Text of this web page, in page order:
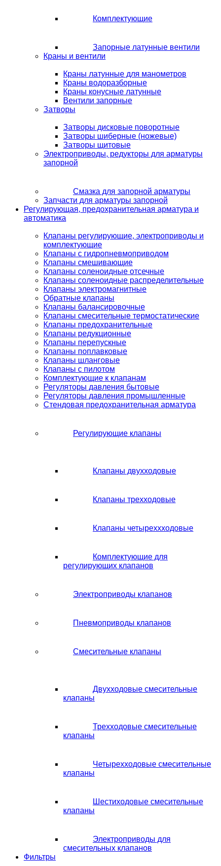
Комплектующие
Запорные латунные вентили
Краны и вентили
Краны латунные для манометров
Краны водоразборные
Краны конусные латунные
Вентили запорные
Затворы
Затворы дисковые поворотные
Затворы шиберные (ножевые)
Затворы щитовые
Электроприводы, редукторы для арматуры
запорной
Смазка для запорной арматуры
Запчасти для арматуры запорной
Регулирующая, предохранительная арматура и
автоматика
Клапаны регулирующие, электроприводы и
комплектующие
Клапаны с гидропневмоприводом
Клапаны смешивающие
Клапаны соленоидные отсечные
Клапаны соленоидные распределительные
Клапаны электромагнитные
Обратные клапаны
Клапаны балансировочные
Клапаны смесительные термостатические
Клапаны предохранительные
Клапаны редукционные
Клапаны перепускные
Клапаны поплавковые
Клапаны шланговые
Клапаны с пилотом
Комплектующие к клапанам
Регуляторы давления бытовые
Регуляторы давления промышленные
Стендовая предохранительная арматура
Регулирующие клапаны
Клапаны двухходовые
Клапаны трехходовые
Клапаны четыреххходовые
Комплектующие для
регулирующих клапанов
Электроприводы клапанов
Пневмоприводы клапанов
Смесительные клапаны
Двухходовые смесительные
клапаны
Трехходовые смесительные
клапаны
Четырехходовые смесительные
клапаны
Шестиходовые смесительные
клапаны
Электроприводы для
смесительных клапанов
Фильтры